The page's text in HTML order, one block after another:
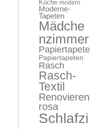
Küche modern
Moderne-
Tapeten
Mädche
nzimmer
Papiertapete
Papiertapeten
Rasch
Rasch-
Textil
Renovieren
rosa
Schlafzi